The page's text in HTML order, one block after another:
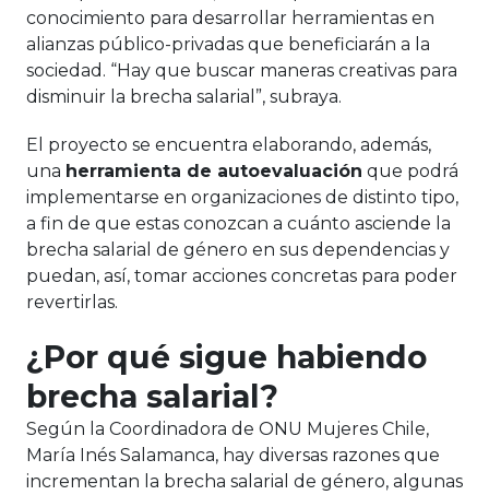
conocimiento para desarrollar herramientas en
alianzas público-privadas que beneficiarán a la
sociedad. “Hay que buscar maneras creativas para
disminuir la brecha salarial”, subraya.
El proyecto se encuentra elaborando, además,
una herramienta de autoevaluación que podrá
implementarse en organizaciones de distinto tipo,
a fin de que estas conozcan a cuánto asciende la
brecha salarial de género en sus dependencias y
puedan, así, tomar acciones concretas para poder
revertirlas.
¿Por qué sigue habiendo
brecha salarial?
Según la Coordinadora de ONU Mujeres Chile,
María Inés Salamanca, hay diversas razones que
incrementan la brecha salarial de género, algunas